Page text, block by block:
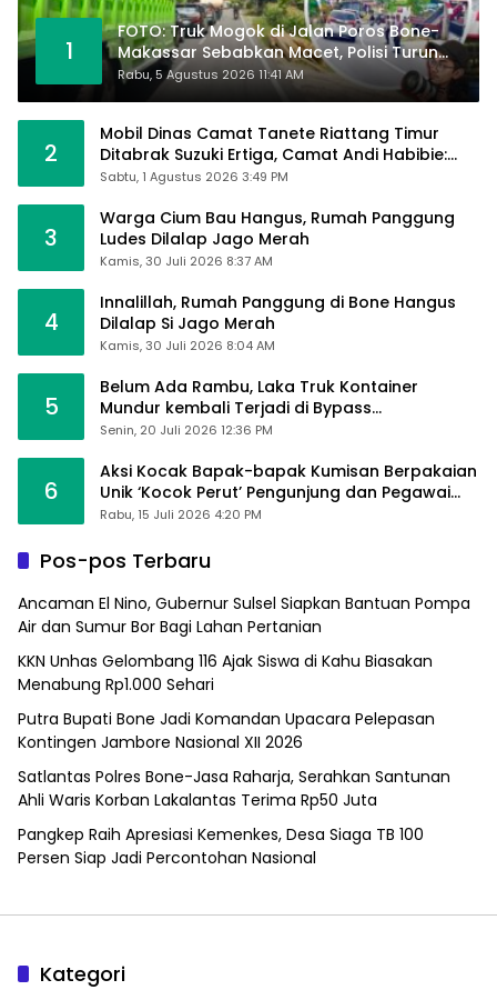
1
FOTO: Truk Mogok di Jalan Poros Bone-
Makassar Sebabkan Macet, Polisi Turun
Tangan
Rabu, 5 Agustus 2026 11:41 AM
2
Mobil Dinas Camat Tanete Riattang Timur
Ditabrak Suzuki Ertiga, Camat Andi Habibie:
Alhamdulillah Saya Baik-Baik Saja
Sabtu, 1 Agustus 2026 3:49 PM
3
Warga Cium Bau Hangus, Rumah Panggung
Ludes Dilalap Jago Merah
Kamis, 30 Juli 2026 8:37 AM
4
Innalillah, Rumah Panggung di Bone Hangus
Dilalap Si Jago Merah
Kamis, 30 Juli 2026 8:04 AM
5
Belum Ada Rambu, Laka Truk Kontainer
Mundur kembali Terjadi di Bypass
Sumpallabbu
Senin, 20 Juli 2026 12:36 PM
6
Aksi Kocak Bapak-bapak Kumisan Berpakaian
Unik ‘Kocok Perut’ Pengunjung dan Pegawai
Alfamart, Ngaku Aktifkan Layar Sentuh Atm
Rabu, 15 Juli 2026 4:20 PM
Pos-pos Terbaru
Ancaman El Nino, Gubernur Sulsel Siapkan Bantuan Pompa
Air dan Sumur Bor Bagi Lahan Pertanian
KKN Unhas Gelombang 116 Ajak Siswa di Kahu Biasakan
Menabung Rp1.000 Sehari
Putra Bupati Bone Jadi Komandan Upacara Pelepasan
Kontingen Jambore Nasional XII 2026
Satlantas Polres Bone-Jasa Raharja, Serahkan Santunan
Ahli Waris Korban Lakalantas Terima Rp50 Juta
Pangkep Raih Apresiasi Kemenkes, Desa Siaga TB 100
Persen Siap Jadi Percontohan Nasional
Kategori